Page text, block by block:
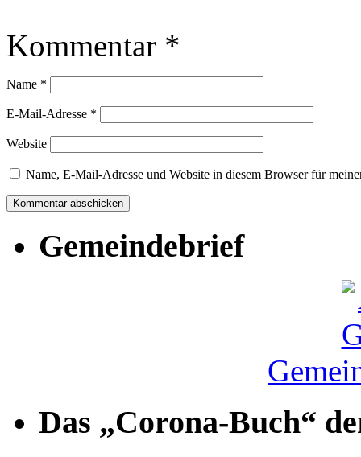
Kommentar *
Name *
E-Mail-Adresse *
Website
Name, E-Mail-Adresse und Website in diesem Browser für
Gemeindebrief
Das „Corona-Buch“